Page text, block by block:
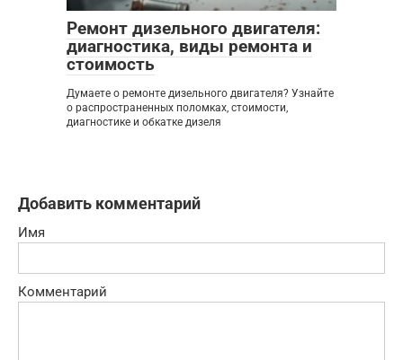
Ремонт дизельного двигателя:
диагностика, виды ремонта и
стоимость
Думаете о ремонте дизельного двигателя? Узнайте
о распространенных поломках, стоимости,
диагностике и обкатке дизеля
Добавить комментарий
Имя
Комментарий